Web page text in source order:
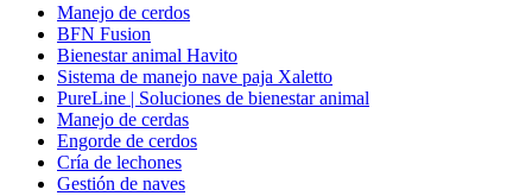
Manejo de cerdos
BFN Fusion
Bienestar animal Havito
Sistema de manejo nave paja Xaletto
PureLine | Soluciones de bienestar animal
Manejo de cerdas
Engorde de cerdos
Cría de lechones
Gestión de naves